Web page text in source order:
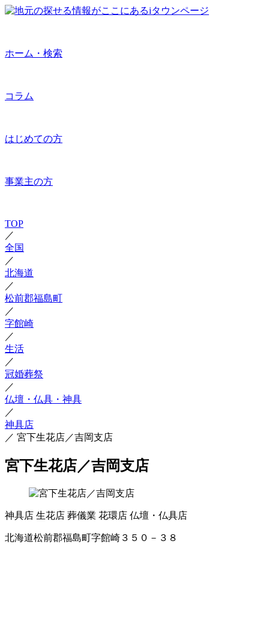
ホーム・検索
コラム
はじめての方
事業主の方
TOP
／
全国
／
北海道
／
松前郡福島町
／
字館崎
／
生活
／
冠婚葬祭
／
仏壇・仏具・神具
／
神具店
／ 宮下生花店／吉岡支店
宮下生花店／吉岡支店
神具店 生花店 葬儀業 花環店 仏壇・仏具店
北海道松前郡福島町字館崎３５０－３８